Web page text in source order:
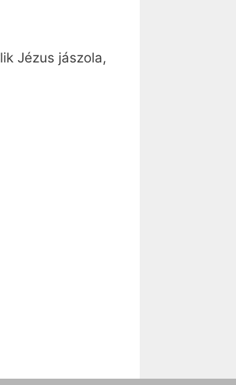
Jézus jászola,